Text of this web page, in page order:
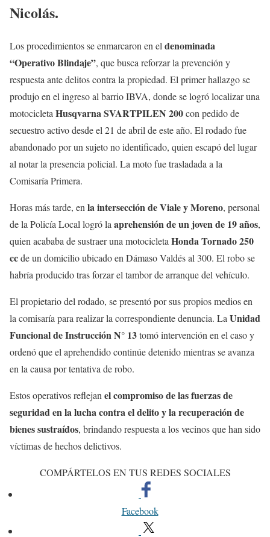
Nicolás.
Los procedimientos se enmarcaron en el denominada
“Operativo Blindaje”, que busca reforzar la prevención y
respuesta ante delitos contra la propiedad. El primer hallazgo se
produjo en el ingreso al barrio IBVA, donde se logró localizar una
motocicleta Husqvarna SVARTPILEN 200con pedido de
secuestro activo desde el 21 de abril de este año. El rodado fue
abandonado por un sujeto no identificado, quien escapó del lugar
al notar la presencia policial. La moto fue trasladada a la
Comisaría Primera.
Horas más tarde, en la intersección de Viale y Moreno, personal
de la Policía Local logró la aprehensión de un joven de 19 años,
quien acababa de sustraer una motocicleta Honda Tornado 250
ccde un domicilio ubicado en Dámaso Valdés al 300. El robo se
habría producido tras forzar el tambor de arranque del vehículo.
El propietario del rodado, se presentó por sus propios medios en
la comisaría para realizar la correspondiente denuncia. La Unidad
Funcional de Instrucción N° 13tomó intervención en el caso y
ordenó que el aprehendido continúe detenido mientras se avanza
en la causa por tentativa de robo.
Estos operativos reflejan el compromiso de las fuerzas de
seguridad en la lucha contra el delito y la recuperación de
bienes sustraídos, brindando respuesta a los vecinos que han sido
víctimas de hechos delictivos.
COMPÁRTELOS EN TUS REDES SOCIALES
Facebook